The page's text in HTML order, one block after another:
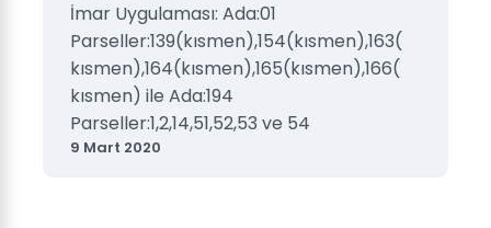
İmar Uygulaması: Ada:01
Parseller:139(kısmen),154(kısmen),163(
kısmen),164(kısmen),165(kısmen),166(
kısmen) ile Ada:194
Parseller:1,2,14,51,52,53 ve 54
9 Mart 2020